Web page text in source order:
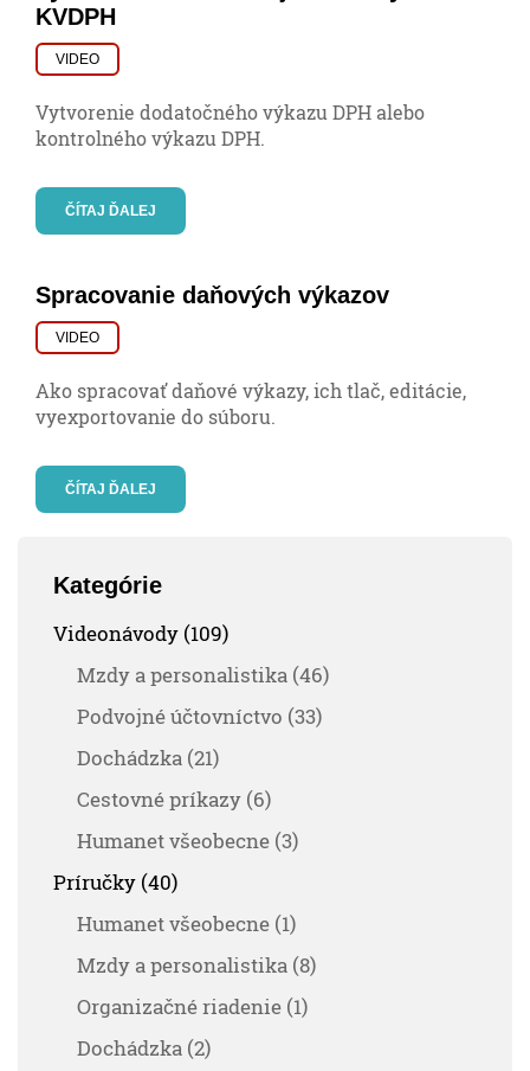
KVDPH
VIDEO
Vytvorenie dodatočného výkazu DPH alebo
kontrolného výkazu DPH.
ČÍTAJ ĎALEJ
Spracovanie daňových výkazov
VIDEO
Ako spracovať daňové výkazy, ich tlač, editácie,
vyexportovanie do súboru.
ČÍTAJ ĎALEJ
Kategórie
Videonávody (109)
Mzdy a personalistika (46)
Podvojné účtovníctvo (33)
Dochádzka (21)
Cestovné príkazy (6)
Humanet všeobecne (3)
Príručky (40)
Humanet všeobecne (1)
Mzdy a personalistika (8)
Organizačné riadenie (1)
Dochádzka (2)